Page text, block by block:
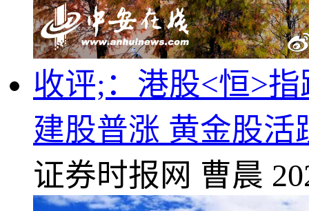
收评;：港股<恒>
建股普涨 黄金股活
证券时报网 曹晨